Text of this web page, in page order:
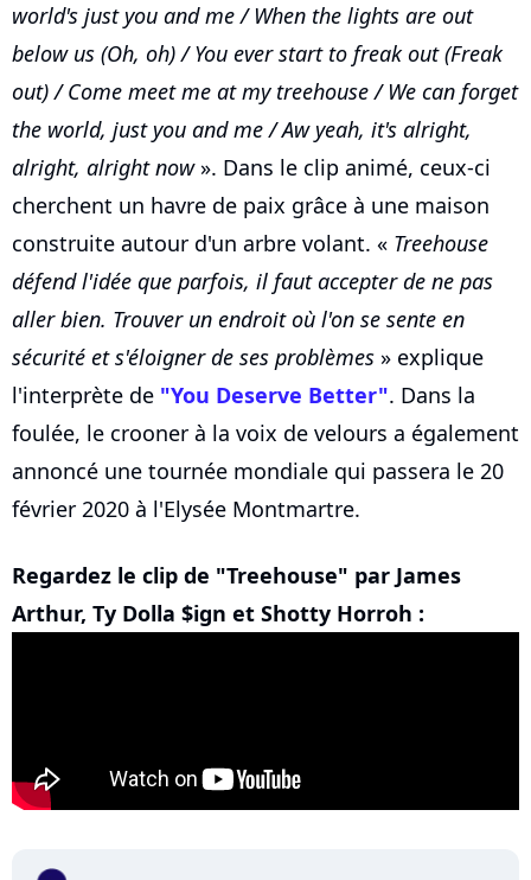
world's just you and me / When the lights are out
below us (Oh, oh) / You ever start to freak out (Freak
out) / Come meet me at my treehouse / We can forget
the world, just you and me / Aw yeah, it's alright,
alright, alright now». Dans le clip animé, ceux-ci
cherchent un havre de paix grâce à une maison
construite autour d'un arbre volant. « Treehouse
défend l'idée que parfois, il faut accepter de ne pas
aller bien. Trouver un endroit où l'on se sente en
sécurité et s'éloigner de ses problèmes » explique
l'interprète de "You Deserve Better". Dans la
foulée, le crooner à la voix de velours a également
annoncé une tournée mondiale qui passera le 20
février 2020 à l'Elysée Montmartre.
Regardez le clip de "Treehouse" par James
Arthur, Ty Dolla $ign et Shotty Horroh :